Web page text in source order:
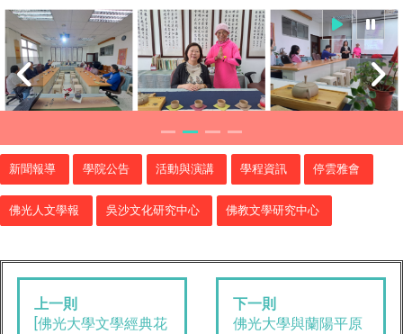
新聞報導 學院公告 活動與演講 學程資訊 停雲雅會
佛光人文學報 吳沙文化研究中心 佛教文學研究中心
上一則
[佛光大學文學經典花
下一則
佛光大學與蘭陽平原